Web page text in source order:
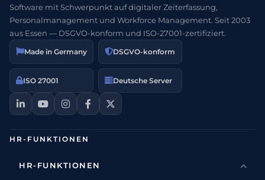
Software mit Schwerpunkt auf digitaler Zeiterfassung,
Personalmanagement und Workforce Management. Seit 2003
aus Essen — DSGVO-konform und ISO-27001-zertifiziert.
Made in Germany DSGVO-konform
ISO 27001 Deutsche Server
HR-FUNKTIONEN
HR-FUNKTIONEN